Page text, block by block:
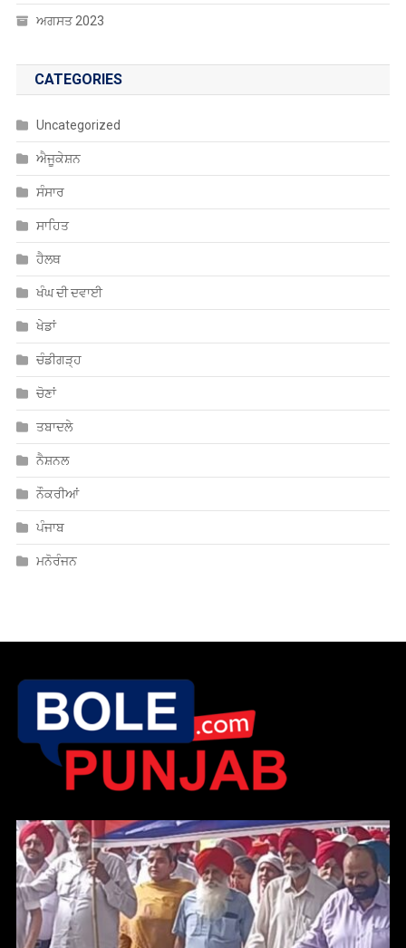
ਅਗਸਤ 2023
CATEGORIES
Uncategorized
ਐਜੂਕੇਸ਼ਨ
ਸੰਸਾਰ
ਸਾਹਿਤ
ਹੈਲਥ
ਖੰਘ ਦੀ ਦਵਾਈ
ਖੇਡਾਂ
ਚੰਡੀਗੜ੍ਹ
ਚੋਣਾਂ
ਤਬਾਦਲੇ
ਨੈਸ਼ਨਲ
ਨੌਕਰੀਆਂ
ਪੰਜਾਬ
ਮਨੋਰੰਜਨ